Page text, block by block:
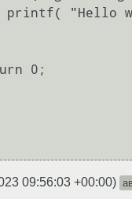
"Hello
0;
09:56:03 +00:00)